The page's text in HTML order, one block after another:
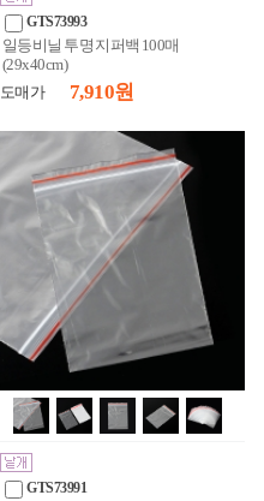
GTS73993
일등비닐 투명 지퍼백 100매
(29x40cm)
도매가
7,910 원
GTS73991